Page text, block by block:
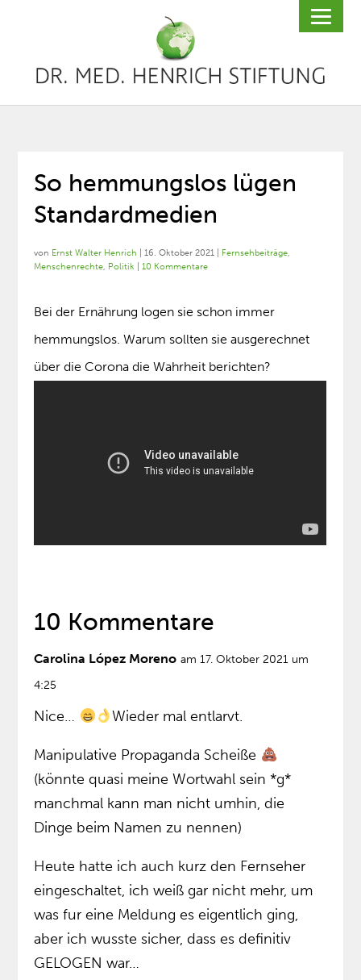
So hemmungslos lügen
Standardmedien
von Ernst Walter Henrich |16. Oktober 2021 Fernsehbeiträge,
Menschenrechte, Politik |10 Kommentare
Bei der Ernährung logen sie schon immer
hemmungslos. Warum sollten sie ausgerechnet
über die Corona die Wahrheit berichten?
10 Kommentare
Carolina López Moreno am 17. Oktober 2021 um
4:25
Nice… Wieder mal entlarvt.
Manipulative Propaganda Scheiße
(könnte quasi meine Wortwahl sein *g*
manchmal kann man nicht umhin, die
Dinge beim Namen zu nennen)
Heute hatte ich auch kurz den Fernseher
eingeschaltet, ich weiß gar nicht mehr, um
was fur eine Meldung es eigentlich ging,
aber ich wusste sicher, dass es definitiv
GELOGEN war…